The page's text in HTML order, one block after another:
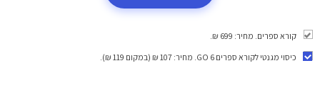
קורא ספרים. מחיר: 699 ₪.
כיסוי מגנטי לקורא ספרים GO 6
. מחיר: 107 ₪ (במקום 119 ₪).